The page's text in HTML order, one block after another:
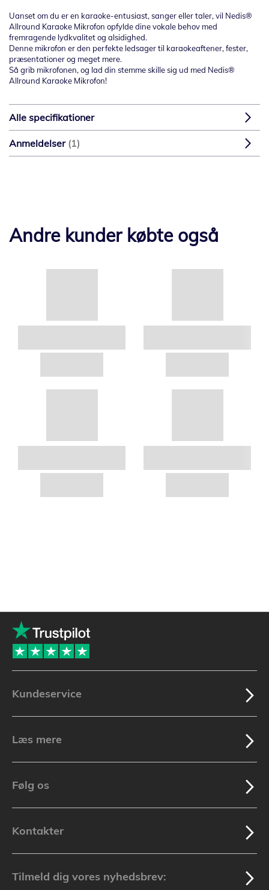
Uanset om du er en karaoke-entusiast, sanger eller taler, vil Nedis®
Allround Karaoke Mikrofon opfylde dine vokale behov med
fremragende lydkvalitet og alsidighed.
Denne mikrofon er den perfekte ledsager til karaokeaftener, fester,
præsentationer og meget mere.
Så grib mikrofonen, og lad din stemme skille sig ud med Nedis®
Allround Karaoke Mikrofon!
Alle specifikationer
Anmeldelser 1
Andre kunder købte også
Kundeservice
Læs mere
Følg os
Kontakter
Tilmeld dig vores nyhedsbrev: